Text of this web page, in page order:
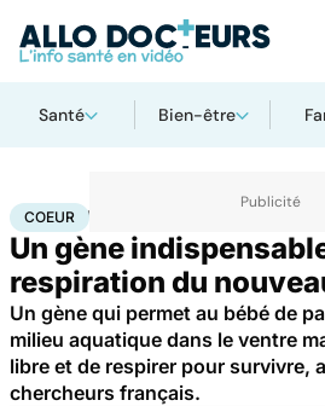
Santé Bien-être
AccueilSanté Maladies cardiaques
COEUR
Un gène
respiration du
Un gène qui permet au bébé de
milieu aquatique dans le ventre
libre et de respirer pour survivre,
chercheurs français.